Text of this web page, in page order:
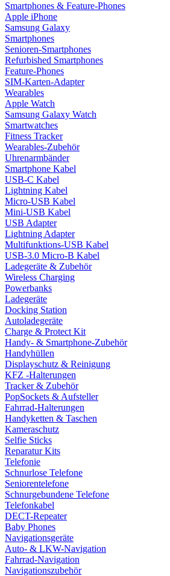
Smartphones & Feature-Phones
Apple iPhone
Samsung Galaxy
Smartphones
Senioren-Smartphones
Refurbished Smartphones
Feature-Phones
SIM-Karten-Adapter
Wearables
Apple Watch
Samsung Galaxy Watch
Smartwatches
Fitness Tracker
Wearables-Zubehör
Uhrenarmbänder
Smartphone Kabel
USB-C Kabel
Lightning Kabel
Micro-USB Kabel
Mini-USB Kabel
USB Adapter
Lightning Adapter
Multifunktions-USB Kabel
USB-3.0 Micro-B Kabel
Ladegeräte & Zubehör
Wireless Charging
Powerbanks
Ladegeräte
Docking Station
Autoladegeräte
Charge & Protect Kit
Handy- & Smartphone-Zubehör
Handyhüllen
Displayschutz & Reinigung
KFZ -Halterungen
Tracker & Zubehör
PopSockets & Aufsteller
Fahrrad-Halterungen
Handyketten & Taschen
Kameraschutz
Selfie Sticks
Reparatur Kits
Telefonie
Schnurlose Telefone
Seniorentelefone
Schnurgebundene Telefone
Telefonkabel
DECT-Repeater
Baby Phones
Navigationsgeräte
Auto- & LKW-Navigation
Fahrrad-Navigation
Navigationszubehör